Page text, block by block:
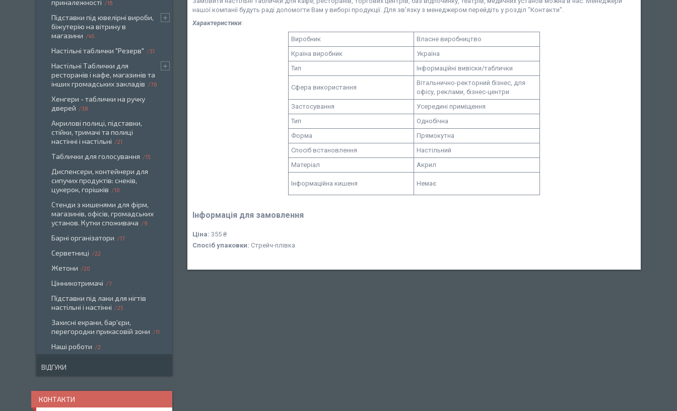
нашої компанії будуть раді допомогти Вам у виборі продукції. Для зв'язку з менеджером перейдіть у розділ "Контакти".
Характеристики:
Виробник
Власне виробництво
Країна виробник
Україна
Тип
Інформаційні вивіски/таблички
Сфера використання
Вітальнично-ректорний бізнес, для
офісу, реклами, бізнес-центри
Застосування
Усередині приміщення
Тип
Однобічна
Форма
Прямокутна
Спосіб встановлення
Настільний
Матеріал
Акрил
Інформаційна кишеня Немає
Інформація для замовлення
Ціна: 355 ₴
Спосіб упаковки: Стрейч-плівка
приналежності
16
Підставки під ювелірні вироби,
біжутерію на вітрину в
магазини
45
Настільні таблички "Резерв" 31
Настільні Таблички для
ресторанів і кафе, магазинів та
інших громадських закладів
76
Хенгери - таблички на ручку
дверей
38
Акрилові полиці, підставки,
стійки, тримачі та полиці
настінні і настільні
21
Таблички для голосування 15
Диспенсери, контейнери для
сипучих продуктів: снеків,
цукерок, горішків
10
Стенди з кишенями для фірм,
магазинів, офісів, громадських
установ. Кутки споживача
9
Барні організатори 17
Серветниці 22
Жетони 20
Цінникотримачі 7
Підставки під лаки для нігтів
настільні і настінні
25
Захисні екрани, бар'єри,
перегородки прикасовій зони
11
Наші роботи 2
ВІДГУКИ
КОНТАКТИ